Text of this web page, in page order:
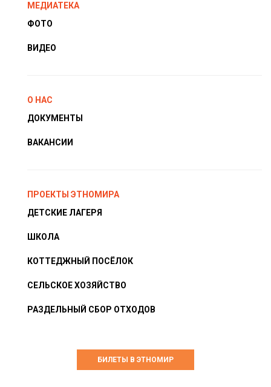
МЕДИАТЕКА
ФОТО
ВИДЕО
О НАС
ДОКУМЕНТЫ
ВАКАНСИИ
ПРОЕКТЫ ЭТНОМИРА
ДЕТСКИЕ ЛАГЕРЯ
ШКОЛА
КОТТЕДЖНЫЙ ПОСЁЛОК
СЕЛЬСКОЕ ХОЗЯЙСТВО
РАЗДЕЛЬНЫЙ СБОР ОТХОДОВ
БИЛЕТЫ В ЭТНОМИР